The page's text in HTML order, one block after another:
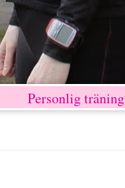
Personlig träning